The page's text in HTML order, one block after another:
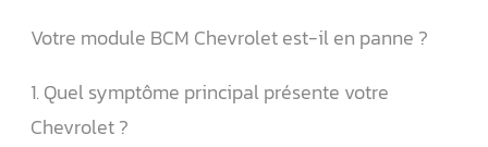
Votre module BCM Chevrolet est-il en panne ?
1. Quel symptôme principal présente votre
Chevrolet ?